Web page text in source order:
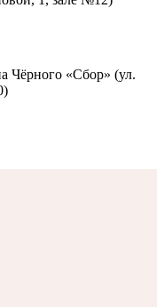
Чёрного «Сбор» (ул.